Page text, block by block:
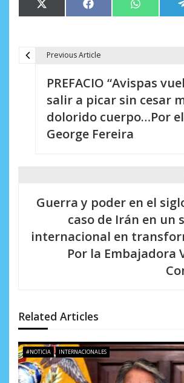
Compartir
en
X
(Twitter)
Compartir
en
Facebook Compartir
en
WhatsApp
e
n
t
Previous Article
PREFACIO “Avispas
salir a picar sin cesar
dolorido cuerpo…Por
George Fereira
Guerra y poder en el
caso de Irán en un
internacional en
Por la Embajadora
Related Articles
#NOTICIA INTERNACIONALES